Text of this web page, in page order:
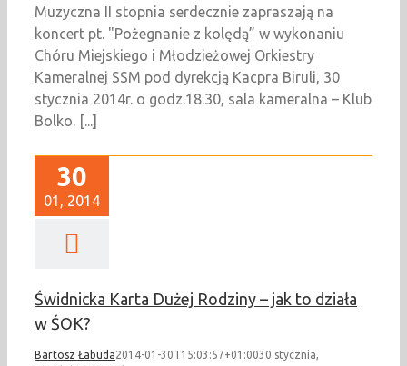
Muzyczna II stopnia serdecznie zapraszają na
koncert pt. "Pożegnanie z kolędą” w wykonaniu
Chóru Miejskiego i Młodzieżowej Orkiestry
Kameralnej SSM pod dyrekcją Kacpra Biruli, 30
stycznia 2014r. o godz.18.30, sala kameralna – Klub
Bolko. [...]
30
01, 2014
Świdnicka Karta Dużej Rodziny – jak to działa
w ŚOK?
Bartosz Łabuda2014-01-30T15:03:57+01:0030 stycznia,